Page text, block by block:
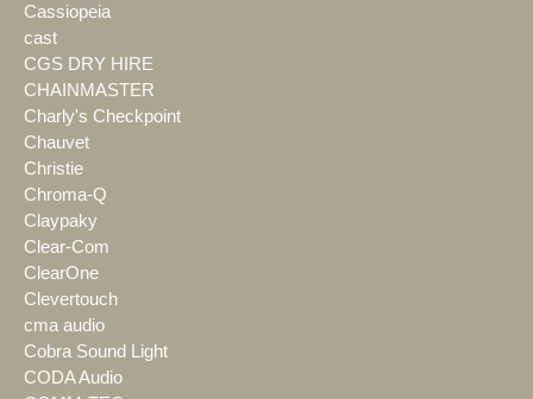
Cassiopeia
cast
CGS DRY HIRE
CHAINMASTER
Charly's Checkpoint
Chauvet
Christie
Chroma-Q
Claypaky
Clear-Com
ClearOne
Clevertouch
cma audio
Cobra Sound Light
CODA Audio